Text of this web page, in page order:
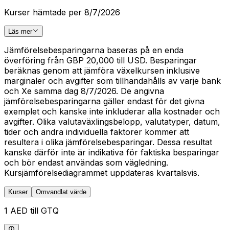
Kurser hämtade per 8/7/2026
Läs mer
Jämförelsebesparingarna baseras på en enda
överföring från GBP 20,000 till USD. Besparingar
beräknas genom att jämföra växelkursen inklusive
marginaler och avgifter som tillhandahålls av varje bank
och Xe samma dag 8/7/2026. De angivna
jämförelsebesparingarna gäller endast för det givna
exemplet och kanske inte inkluderar alla kostnader och
avgifter. Olika valutaväxlingsbelopp, valutatyper, datum,
tider och andra individuella faktorer kommer att
resultera i olika jämförelsebesparingar. Dessa resultat
kanske därför inte är indikativa för faktiska besparingar
och bör endast användas som vägledning.
Kursjämförelsediagrammet uppdateras kvartalsvis.
Kurser Omvandlat värde
1 AED till GTQ